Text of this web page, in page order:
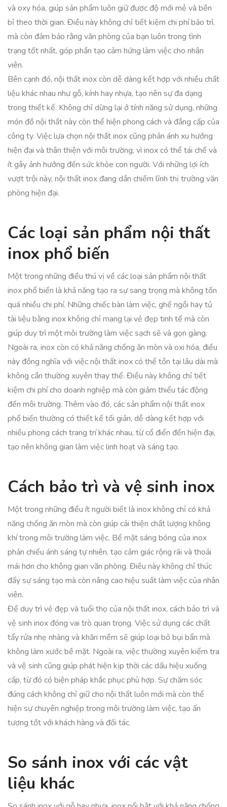
và oxy hóa, giúp sản phẩm luôn giữ được độ mới mẻ và bền
bỉ theo thời gian. Điều này không chỉ tiết kiệm chi phí bảo trì,
mà còn đảm bảo rằng văn phòng của bạn luôn trong tình
trạng tốt nhất, góp phần tạo cảm hứng làm việc cho nhân
viên.
Bên cạnh đó, nội thất inox còn dễ dàng kết hợp với nhiều chất
liệu khác nhau như gỗ, kính hay nhựa, tạo nên sự đa dạng
trong thiết kế. Không chỉ dừng lại ở tính năng sử dụng, những
món đồ nội thất này còn thể hiện phong cách và đẳng cấp của
công ty. Việc lựa chọn nội thất inox cũng phản ánh xu hướng
hiện đại và thân thiện với môi trường, vì inox có thể tái chế và
ít gây ảnh hưởng đến sức khỏe con người. Với những lợi ích
vượt trội này, nội thất inox đang dần chiếm lĩnh thị trường văn
phòng hiện đại.
Các loại sản phẩm nội thất
inox phổ biến
Một trong những điều thú vị về các loại sản phẩm nội thất
inox phổ biến là khả năng tạo ra sự sang trọng mà không tốn
quá nhiều chi phí. Những chiếc bàn làm việc, ghế ngồi hay tủ
tài liệu bằng inox không chỉ mang lại vẻ đẹp tinh tế mà còn
giúp duy trì một môi trường làm việc sạch sẽ và gọn gàng.
Ngoài ra, inox còn có khả năng chống ăn mòn và oxi hóa, điều
này đồng nghĩa với việc nội thất inox có thể tồn tại lâu dài mà
không cần thường xuyên thay thế. Điều này không chỉ tiết
kiệm chi phí cho doanh nghiệp mà còn giảm thiểu tác động
đến môi trường. Thêm vào đó, các sản phẩm nội thất inox
phổ biến thường có thiết kế tối giản, dễ dàng kết hợp với
nhiều phong cách trang trí khác nhau, từ cổ điển đến hiện đại,
tạo nên không gian làm việc linh hoạt và sáng tạo.
Cách bảo trì và vệ sinh inox
Một trong những điều ít người biết là inox không chỉ có khả
năng chống ăn mòn mà còn giúp cải thiện chất lượng không
khí trong môi trường làm việc. Bề mặt sáng bóng của inox
phản chiếu ánh sáng tự nhiên, tạo cảm giác rộng rãi và thoải
mái hơn cho không gian văn phòng. Điều này không chỉ thúc
đẩy sự sáng tạo mà còn nâng cao hiệu suất làm việc của nhân
viên.
Để duy trì vẻ đẹp và tuổi thọ của nội thất inox, cách bảo trì và
vệ sinh inox đóng vai trò quan trọng. Việc sử dụng các chất
tẩy rửa nhẹ nhàng và khăn mềm sẽ giúp loại bỏ bụi bẩn mà
không làm xước bề mặt. Ngoài ra, việc thường xuyên kiểm tra
và vệ sinh cũng giúp phát hiện kịp thời các dấu hiệu xuống
cấp, từ đó có biện pháp khắc phục phù hợp. Sự chăm sóc
đúng cách không chỉ giữ cho nội thất luôn mới mà còn thể
hiện sự chuyên nghiệp trong môi trường làm việc, tạo ấn
tượng tốt với khách hàng và đối tác.
So sánh inox với các vật
liệu khác